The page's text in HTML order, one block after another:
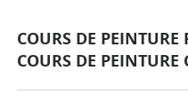
COURS DE
COURS DE PEINTURE